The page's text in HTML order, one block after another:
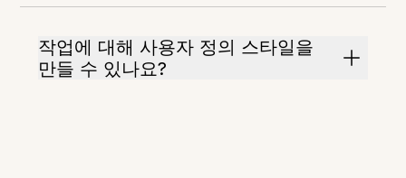
작업에 대해 사용자 정의 스타일을
만들 수 있나요?